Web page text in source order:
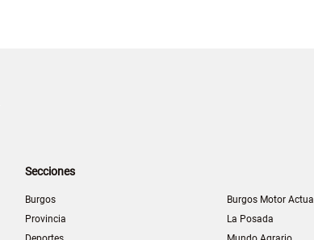
Secciones
Burgos
Provincia
Burgos Motor Actual
La Posada